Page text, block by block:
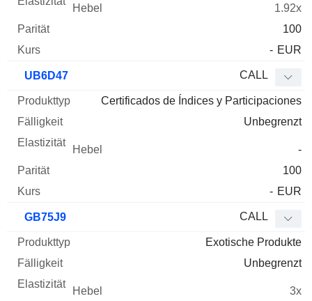
1.92x
100
- EUR
UB6D47 CALL
Certificados de Índices y Participaciones
Unbegrenzt
-
100
- EUR
GB75J9 CALL
Exotische Produkte
Unbegrenzt
3x